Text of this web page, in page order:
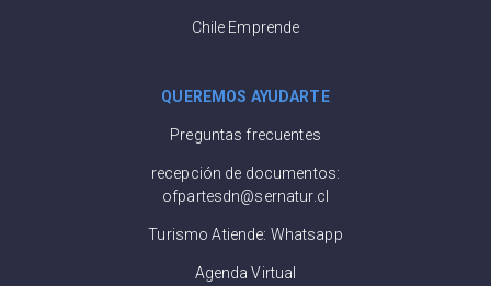
Chile Emprende
QUEREMOS AYUDARTE
Preguntas frecuentes
recepción de documentos:
ofpartesdn@sernatur.cl
Turismo Atiende: Whatsapp
Agenda Virtual